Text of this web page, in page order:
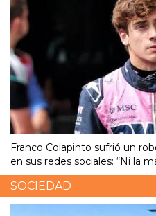
Franco Colapinto sufrió un
en sus redes sociales: “Ni la
SOCIEDAD